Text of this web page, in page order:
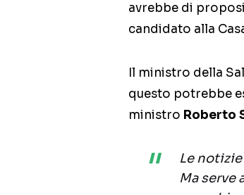
avrebbe di
candidato alla
Il ministro della
questo potrebbe
ministro Roberto
Le
Ma serve